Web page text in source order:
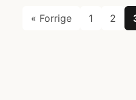
« Forrige 1 2